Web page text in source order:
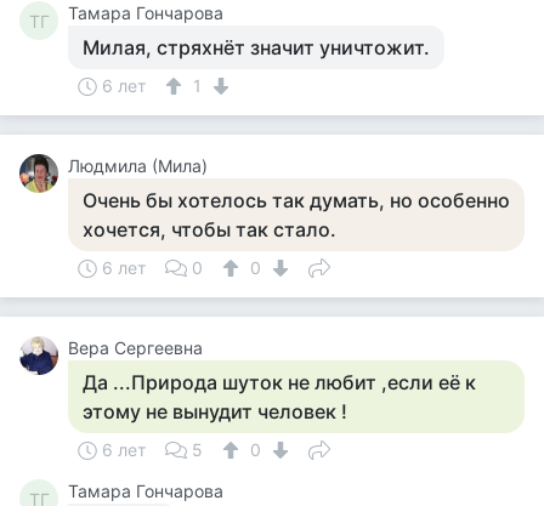
ТГ Тамара Гончарова
Милая, стряхнёт значит уничтожит.
6 лет 1
Людмила (Мила)
Очень бы хотелось так думать, но особенно
хочется, чтобы так стало.
6 лет 0 0
Вера Сергеевна
Да ...Природа шуток не любит ,если её к
этому не вынудит человек !
6 лет 5 0
ТГ Тамара Гончарова